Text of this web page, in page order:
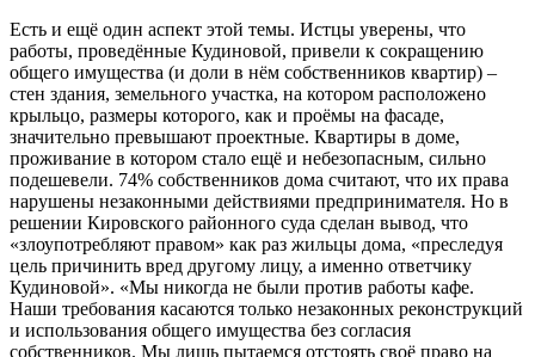
Есть и ещё один аспект этой темы. Истцы уверены, что
работы, проведённые Кудиновой, привели к сокращению
общего имущества (и доли в нём собственников квартир) –
стен здания, земельного участка, на котором расположено
крыльцо, размеры которого, как и проёмы на фасаде,
значительно превышают проектные. Квартиры в доме,
проживание в котором стало ещё и небезопасным, сильно
подешевели. 74% собственников дома считают, что их права
нарушены незаконными действиями предпринимателя. Но в
решении Кировского районного суда сделан вывод, что
«злоупотребляют правом» как раз жильцы дома, «преследуя
цель причинить вред другому лицу, а именно ответчику
Кудиновой». «Мы никогда не были против работы кафе.
Наши требования касаются только незаконных реконструкций
и использования общего имущества без согласия
собственников. Мы лишь пытаемся отстоять своё право на